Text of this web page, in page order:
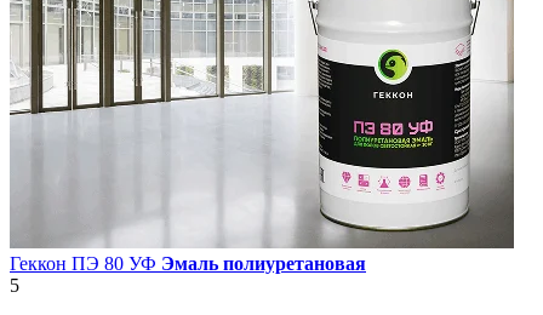
Геккон ПЭ 80 УФ Эмаль полиуретановая
5